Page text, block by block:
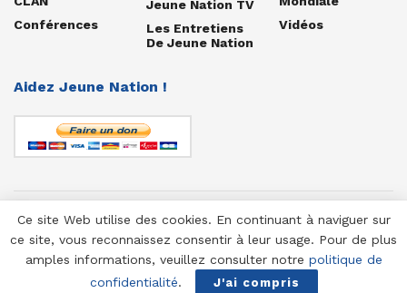
Conférences
Jeune Nation TV
Les Entretiens
De Jeune Nation
Vidéos
Aidez Jeune Nation !
© 1958-2025 Jeune Nation
Ce site Web utilise des cookies. En continuant à naviguer sur
ce site, vous reconnaissez consentir à leur usage. Pour de plus
amples informations, veuillez consulter notre politique de
confidentialité. J'ai compris